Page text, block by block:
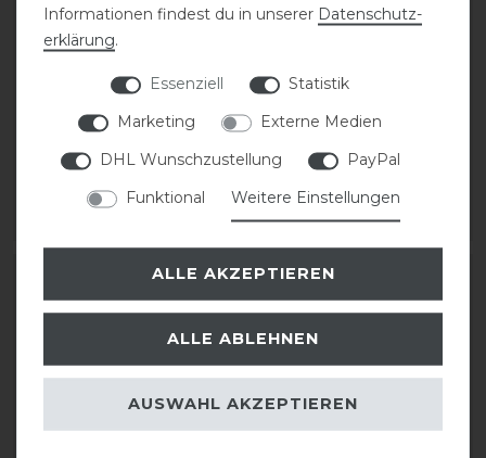
Veredus Young Jump
Streichkappen
94,90 € *
66,90 € *
1 Paar
ARTIKEL MERKEN
Informationen findest du in unserer Daten­schutz­
erklärung.
Essenziell
Statistik
Marketing
Externe Medien
DHL Wunschzustellung
PayPal
Funktional
Weitere Einstellungen
ALLE AKZEPTIEREN
ALLE ABLEHNEN
AUSWAHL AKZEPTIEREN